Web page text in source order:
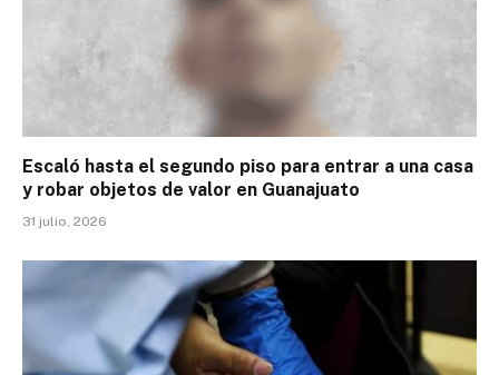
Escaló hasta el segundo piso para entrar a una casa
y robar objetos de valor en Guanajuato
31 julio, 2026